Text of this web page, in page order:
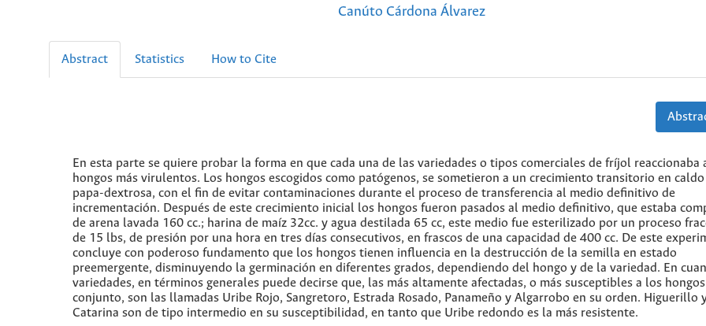
Canúto Cárdona Álvarez
Abstract Statistics How to Cite
En esta parte se quiere probar la forma en que cada una de las variedades o tipos comerciales de fríjol reaccionaba
hongos más virulentos. Los hongos escogidos como patógenos, se sometieron a un crecimiento transitorio en
papa-dextrosa, con el fin de evitar contaminaciones durante el proceso de transferencia al medio definitivo de
incrementación. Después de este crecimiento inicial los hongos fueron pasados al medio definitivo, que estaba
de arena lavada 160 cc.; harina de maíz 32cc. y agua destilada 65 cc, este medio fue esterilizado por un proceso
de 15 lbs, de presión por una hora en tres días consecutivos, en frascos de una capacidad de 400 cc. De este
concluye con poderoso fundamento que los hongos tienen influencia en la destrucción de la semilla en estado
preemergente, disminuyendo la germinación en diferentes grados, dependiendo del hongo y de la variedad. En
variedades, en términos generales puede decirse que, las más altamente afectadas, o más susceptibles a los
conjunto, son las llamadas Uribe Rojo, Sangretoro, Estrada Rosado, Panameño y Algarrobo en su orden. Higuerillo
Catarina son de tipo intermedio en su susceptibilidad, en tanto que Uribe redondo es la más resistente.